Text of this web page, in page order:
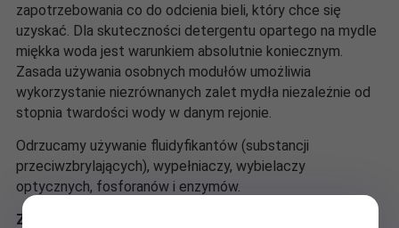
zapotrzebowania co do odcienia bieli, który chce się
uzyskać. Dla skuteczności detergentu opartego na mydle
miękka woda jest warunkiem absolutnie koniecznym.
Zasada używania osobnych modułów umożliwia
wykorzystanie niezrównanych zalet mydła niezależnie od
stopnia twardości wody w danym rejonie.
Odrzucamy używanie fluidyfikantów (substancji
przeciwzbrylających), wypełniaczy, wybielaczy
optycznych, fosforanów i enzymów.
Zakres stosowania: